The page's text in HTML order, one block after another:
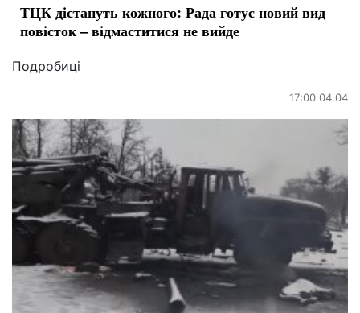
ТЦК дістануть кожного: Рада готує новий вид
повісток – відмаститися не вийде
Подробиці
17:00 04.04